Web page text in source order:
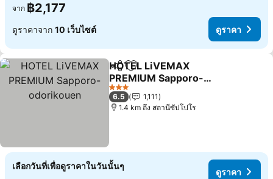
จาก ฿2,177
ดูราคาจาก 10 เว็บไซต์ ดูราคา
แชร์ เพิ่มในรายการโปรด
HOTEL LiVEMAX
PREMIUM Sapporo-
odorikouen
3 ดาว
6.5
1,111
1.4 km ถึง สถานีซัปโปโร
เลือกวันที่เพื่อดูราคาในวันนั้นๆ
ดูราคา